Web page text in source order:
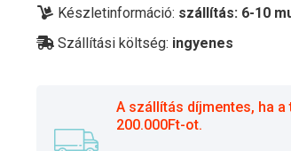
Készletinformáció: szállítás: 6-10
Szállítási költség: ingyenes
A szállítás díjmentes, ha
200.000Ft-ot.